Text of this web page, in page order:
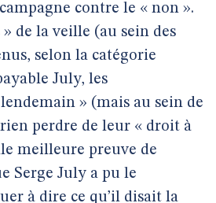
contre le « non ».
de la veille (au sein des
selon la catégorie
July, les
» (mais au sein de
rien perdre de leur « droit à
meilleure preuve de
Serge July a pu le
à dire ce qu’il disait la